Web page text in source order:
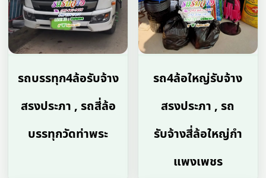
รถบรรทุก4ล้อรับจ้าง
สรงประภา , รถสี่ล้อ
บรรทุกวัดท่าพระ
รถ4ล้อใหญ่รับจ้าง
สรงประภา , รถ
รับจ้างสี่ล้อใหญ่กํา
แพงเพชร